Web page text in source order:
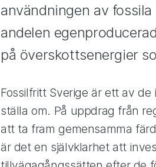
användningen av
andelen
på överskottsenergier
Fossilfritt Sverige är ett av
ställa om. På uppdrag från
att ta fram gemensamma
är det en självklarhet att